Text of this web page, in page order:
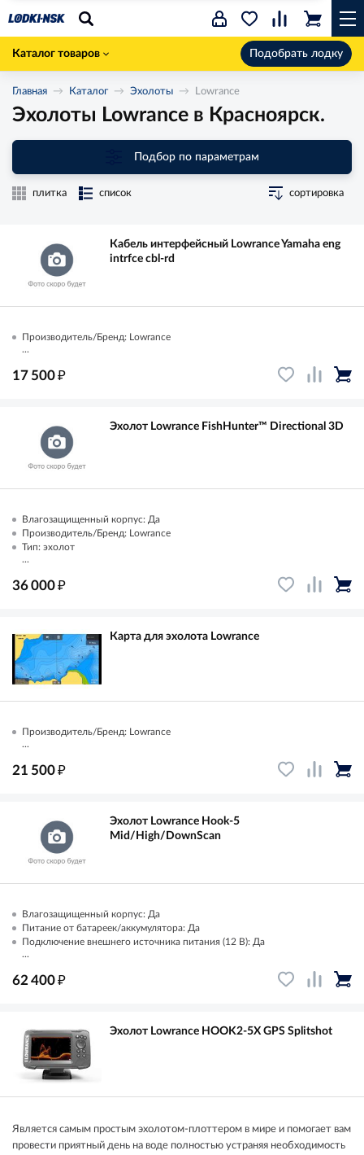
Каталог товаров Подобрать лодку
Главная Каталог Эхолоты Lowrance
Эхолоты Lowrance в Красноярск.
Подбор по параметрам
плитка список сортировка
Кабель интерфейсный Lowrance Yamaha eng
intrfce cbl-rd
Производитель/Бренд: Lowrance
...
17 500₽
Эхолот Lowrance FishHunter™ Directional 3D
Влагозащищенный корпус: Да
Производитель/Бренд: Lowrance
Тип: эхолот
...
36 000₽
Карта для эхолота Lowrance
Производитель/Бренд: Lowrance
...
21 500₽
Эхолот Lowrance Hook-5
Mid/High/DownScan
Влагозащищенный корпус: Да
Питание от батареек/аккумулятора: Да
Подключение внешнего источника питания (12 В): Да
...
62 400₽
Эхолот Lowrance HOOK2-5X GPS Splitshot
Является самым простым эхолотом-плоттером в мире и помогает вам
провести приятный день на воде полностью устраняя необходимость